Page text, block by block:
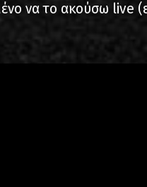
να το ακούσω live